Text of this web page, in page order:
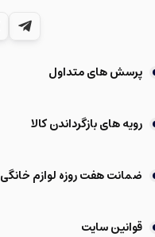
پرسش های متداول
رویه های بازگرداندن کالا
ضمانت هفت روزه لوازم
قوانین سایت